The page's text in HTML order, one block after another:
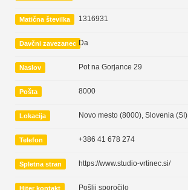
Matična številka 1316931
Davčni zavezanec Da
Naslov Pot na Gorjance 29
Pošta 8000
Lokacija Novo mesto (8000), Slovenia (SI)
Telefon +386 41 678 274
Spletna stran https://www.studio-vrtinec.si/
Hiter kontakt Pošlji sporočilo